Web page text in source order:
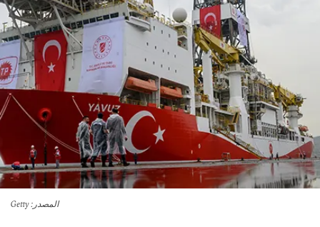
المصدر : Getty